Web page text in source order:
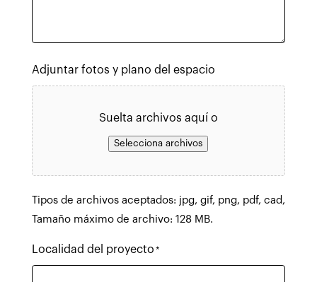
Adjuntar fotos y plano del espacio
Suelta archivos aquí o
Selecciona archivos
Tipos de archivos aceptados: jpg, gif, png, pdf, cad,
Tamaño máximo de archivo: 128 MB.
Localidad del proyecto *